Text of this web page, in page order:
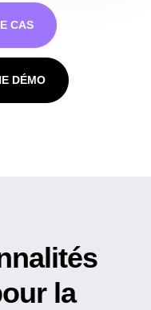
CAS
DÉMO
la